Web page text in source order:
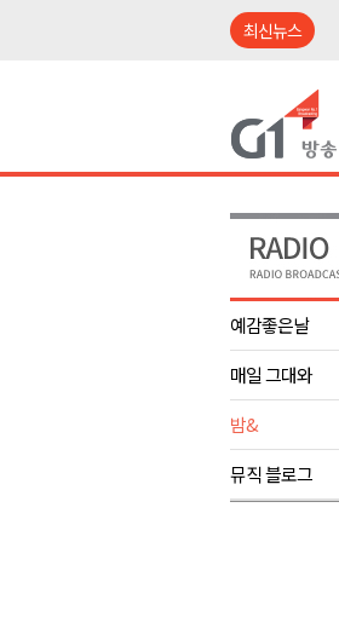
최신뉴스
예감좋은날
매일 그대와
밤&
뮤직 블로그